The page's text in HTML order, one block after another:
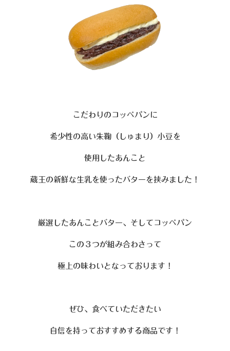
こだわりのコッペパンに
希少性の高い朱鞠（しゅまり）小豆を
使用したあんこと
蔵王の新鮮な生乳を使ったバターを挟みました！
厳選したあんことバター、そしてコッペパン
この３つが組み合わさって
極上の味わいとなっております！
ぜひ、食べていただきたい
自信を持っておすすめする商品です！